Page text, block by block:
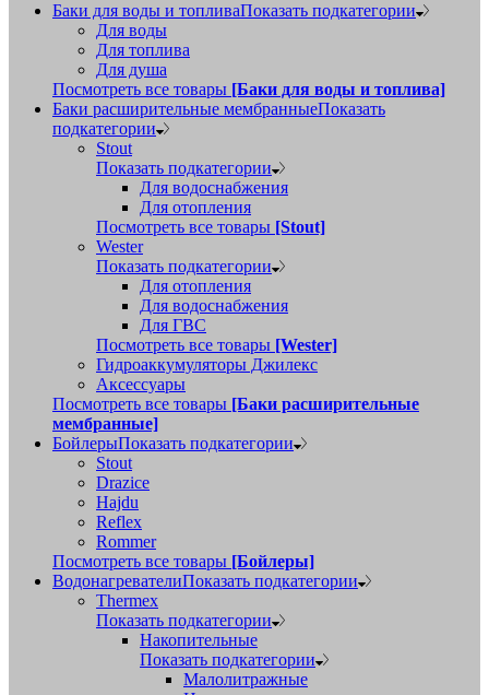
Баки для воды и топливаПоказать подкатегории
Для воды
Для топлива
Для душа
Посмотреть все товары [Баки для воды и топлива]
Баки расширительные мембранныеПоказать
подкатегории
Stout
Показать подкатегории
Для водоснабжения
Для отопления
Посмотреть все товары [Stout]
Wester
Показать подкатегории
Для отопления
Для водоснабжения
Для ГВС
Посмотреть все товары [Wester]
Гидроаккумуляторы Джилекс
Аксессуары
Посмотреть все товары [Баки расширительные
мембранные]
БойлерыПоказать подкатегории
Stout
Drazice
Hajdu
Reflex
Rommer
Посмотреть все товары [Бойлеры]
ВодонагревателиПоказать подкатегории
Thermex
Показать подкатегории
Накопительные
Показать подкатегории
Малолитражные